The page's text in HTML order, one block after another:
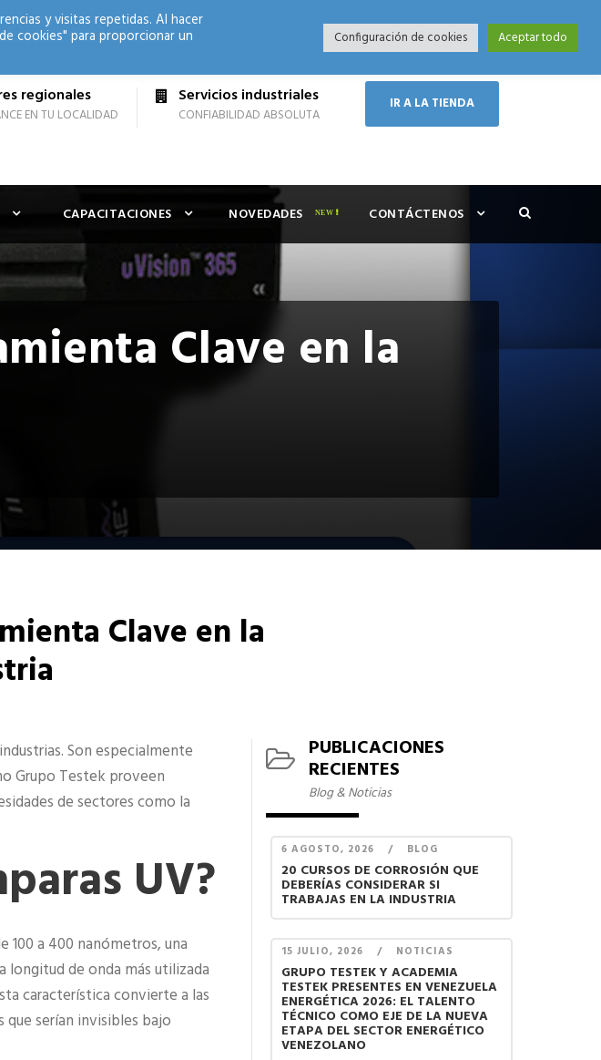
Modo Nocturno
regionales
EN TU LOCALIDAD
Servicios industriales
CONFIABILIDAD ABSOLUTA
IR A LA TIENDA
CAPACITACIONES NOVEDADES CONTÁCTENOS
Clave en la
Clave en la
Son especialmente
Grupo Testek proveen
de sectores como la
UV?
100 a 400 nanómetros, una
longitud de onda más utilizada
característica convierte a las
que serían invisibles bajo
PUBLICACIONES
RECIENTES
Blog & Noticias
6 AGOSTO, 2026 / BLOG
20 CURSOS DE CORROSIÓN QUE
DEBERÍAS CONSIDERAR SI
TRABAJAS EN LA INDUSTRIA
15 JULIO, 2026 / NOTICIAS
GRUPO TESTEK Y ACADEMIA
TESTEK PRESENTES EN VENEZUELA
ENERGÉTICA 2026: EL TALENTO
TÉCNICO COMO EJE DE LA NUEVA
ETAPA DEL SECTOR ENERGÉTICO
VENEZOLANO
y visitas repetidas. Al hacer
cookies" para proporcionar un Configuración de cookies Aceptar todo